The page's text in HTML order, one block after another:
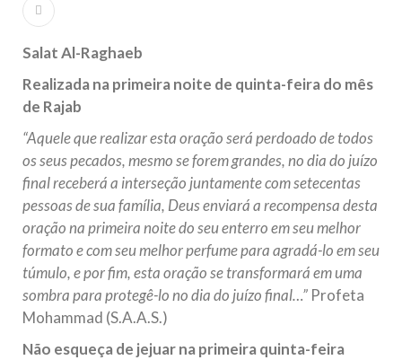
Islâmico no Brasil parabeniza a nação islâmica pela chegada
no ano novo muçulmano de 1435 Hejrita. Desejamos a
10 DE NOVEMBRO DE 2013
Falecimento do Imam Ali Ibn Al-Hussein
Em nome de Deus, o Clemente, o Misericordioso! Diante da
data em que relembramos o martírio do quarto Imam dos
muçulmanos, o Imam Ali Ibn Al-Hussein Ibn Ali Ibn Abi Táleb
(A.S.), conhecido por “Zein Al-Ábidin” (Formosura
NOTÍCIAS
Centro Islâmico no Brasil recebe o ex-
ministro das Relações Exteriores da
Na noite da quinta-feira, 03 de Abril, o Centro Islâmico no
Salat Al-Raghaeb
Realizada na primeira noite de quinta-feira do mês
de Rajab
“Aquele que realizar esta oração será perdoado de todos
os seus pecados, mesmo se forem grandes, no dia do juízo
final receberá a interseção juntamente com setecentas
pessoas de sua família, Deus enviará a recompensa desta
oração na primeira noite do seu enterro em seu melhor
formato e com seu melhor perfume para agradá-lo em seu
túmulo, e por fim, esta oração se transformará em uma
sombra para protegê-lo no dia do juízo final…” Profeta
Mohammad (S.A.A.S.)
Não esqueça de jejuar na primeira quinta-feira